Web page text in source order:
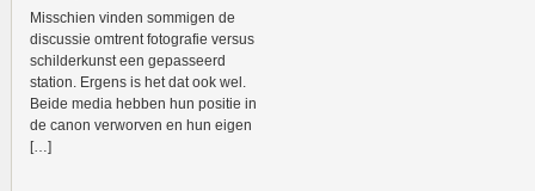
Misschien vinden sommigen de
discussie omtrent fotografie versus
schilderkunst een gepasseerd
station. Ergens is het dat ook wel.
Beide media hebben hun positie in
de canon verworven en hun eigen
[…]